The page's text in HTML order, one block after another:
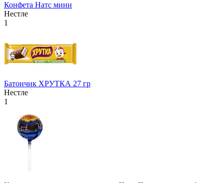
Конфета Натс мини
Нестле
1
Батончик ХРУТКА 27 гр
Нестле
1